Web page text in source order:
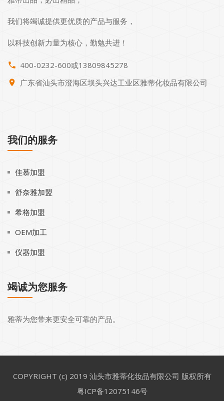
我们将竭诚提供更优质的产品与服务，
以科技创新力量为核心，勤勉共进！
phone 400-0232-600或13809845278
place 广东省汕头市澄海区坝头兴达工业区雅蒂化妆品有限公司
我们的服务
佳慕加盟
舒奈雅加盟
希格加盟
OEM加工
仪器加盟
竭诚为您服务
雅蒂为您带来更安全可靠的产品。
COPYRIGHT (c) 2019 汕头市雅蒂化妆品有限公司 版权所有
粤ICP备12075146号